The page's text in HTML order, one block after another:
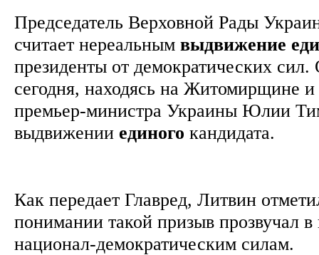
Председатель Верховной Рады
считает нереальным выдвижение
президенты от демократических сил.
сегодня, находясь на Житомирщине
премьер-министра Украины Юлии
выдвижении единого кандидата.
Как передает Главред, Литвин
понимании такой призыв прозвучал
национал-демократическим силам.